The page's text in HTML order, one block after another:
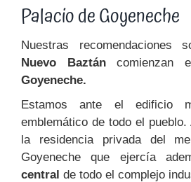
Palacio de Goyeneche
Nuestras recomendaciones
Nuevo Baztáncomienzan
Goyeneche.
Estamos ante el edificio
emblemático de todo el
la residencia privada del
Goyeneche que ejercía
central de todo el complejo